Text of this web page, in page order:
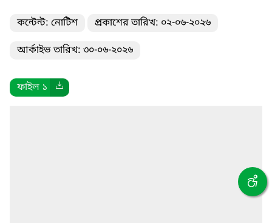
কন্টেন্ট: নোটিশ প্রকাশের তারিখ: ০২-০৬-২০২৬
আর্কাইভ তারিখ: ৩০-০৬-২০২৬
ফাইল ১